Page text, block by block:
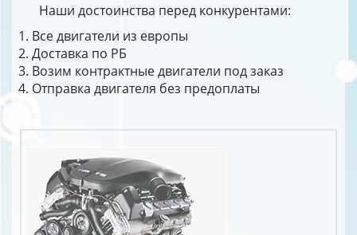
Наши достоинства перед конкурентами:
Все двигатели из европы
Доставка по РБ
Возим контрактные двигатели под заказ
Отправка двигателя без предоплаты